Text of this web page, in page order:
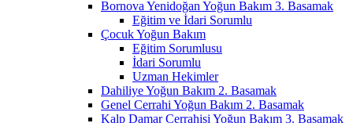
Bornova Yenidoğan Yoğun Bakım 3. Basamak
Eğitim ve İdari Sorumlu
Çocuk Yoğun Bakım
Eğitim Sorumlusu
İdari Sorumlu
Uzman Hekimler
Dahiliye Yoğun Bakım 2. Basamak
Genel Cerrahi Yoğun Bakım 2. Basamak
Kalp Damar Cerrahisi Yoğun Bakım 3. Basamak